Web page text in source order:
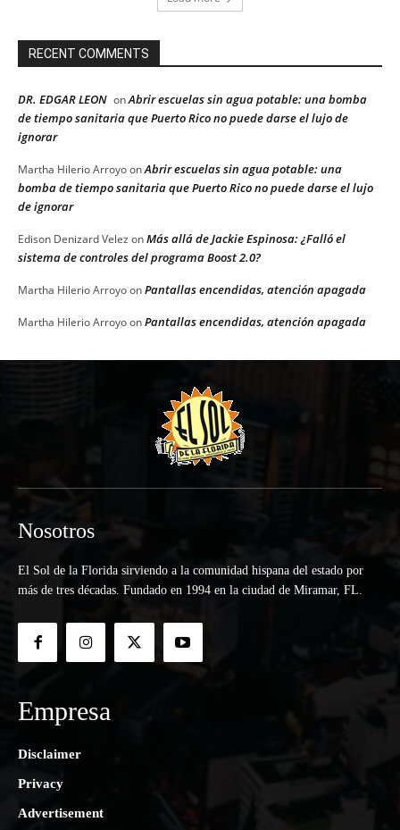
RECENT COMMENTS
DR. EDGAR LEON onAbrir escuelas sin agua potable: una bomba
de tiempo sanitaria que Puerto Rico no puede darse el lujo de
ignorar
Martha Hilerio ArroyoonAbrir escuelas sin agua potable: una
bomba de tiempo sanitaria que Puerto Rico no puede darse el lujo
de ignorar
Edison Denizard Velez onMás allá de Jackie Espinosa: ¿Falló el
sistema de controles del programa Boost 2.0?
Martha Hilerio ArroyoonPantallas encendidas, atención apagada
Martha Hilerio ArroyoonPantallas encendidas, atención apagada
Nosotros
El Sol de la Florida sirviendo a la comunidad hispana del estado por
más de tres décadas. Fundado en 1994 en la ciudad de Miramar, FL.
Empresa
Disclaimer
Privacy
Advertisement